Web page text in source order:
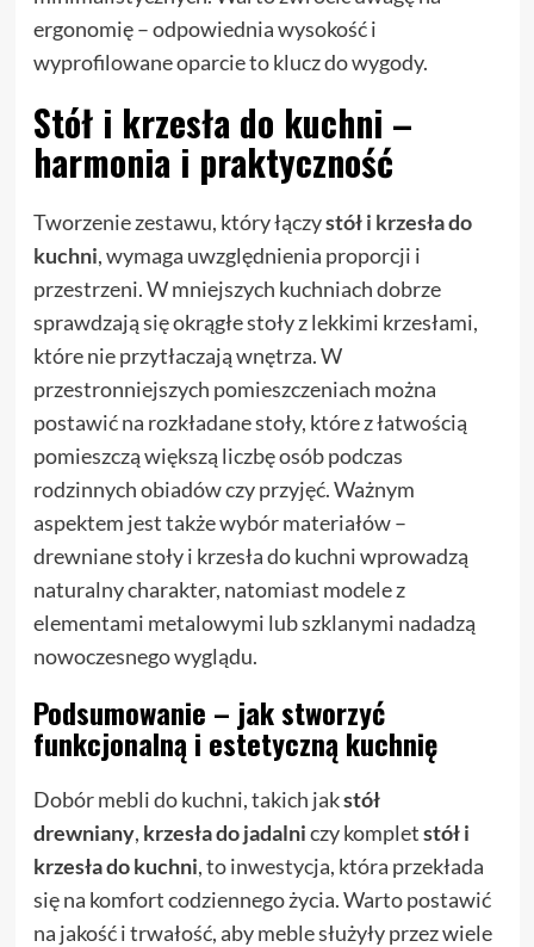
ergonomię – odpowiednia wysokość i
wyprofilowane oparcie to klucz do wygody.
Stół i krzesła do kuchni –
harmonia i praktyczność
Tworzenie zestawu, który łączystół i krzesła do
kuchni, wymaga uwzględnienia proporcji i
przestrzeni. W mniejszych kuchniach dobrze
sprawdzają się okrągłe stoły z lekkimi krzesłami,
które nie przytłaczają wnętrza. W
przestronniejszych pomieszczeniach można
postawić na rozkładane stoły, które z łatwością
pomieszczą większą liczbę osób podczas
rodzinnych obiadów czy przyjęć. Ważnym
aspektem jest także wybór materiałów –
drewniane stoły i krzesła do kuchni wprowadzą
naturalny charakter, natomiast modele z
elementami metalowymi lub szklanymi nadadzą
nowoczesnego wyglądu.
Podsumowanie – jak stworzyć
funkcjonalną i estetyczną kuchnię
Dobór mebli do kuchni, takich jakstół
drewniany, krzesła do jadalniczy kompletstół i
krzesła do kuchni, to inwestycja, która przekłada
się na komfort codziennego życia. Warto postawić
na jakość i trwałość, aby meble służyły przez wiele